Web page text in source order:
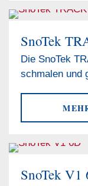
SnoTek
Die SnoTek
schmalen und
SnoTek V1